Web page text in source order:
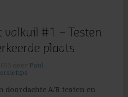
valkuil #1 – Testen
plaats
Paul
doordachte A/B testen en